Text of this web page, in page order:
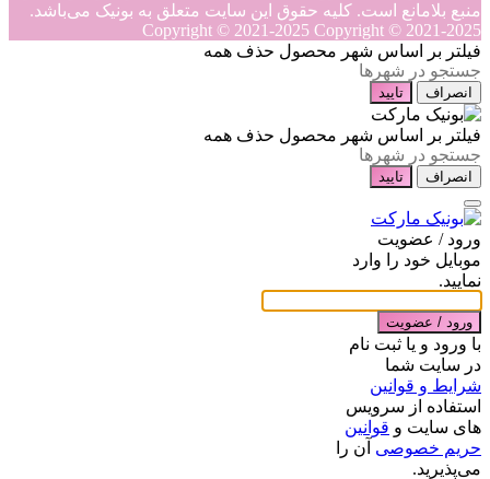
منبع بلامانع است. کلیه حقوق این سایت متعلق به بونیک می‌باشد.
Copyright © 2021-2025 Copyright © 2021-2025
فیلتر بر اساس شهر محصول حذف همه
انصراف تایید
فیلتر بر اساس شهر محصول حذف همه
انصراف تایید
ورود / عضویت
موبایل خود را وارد
نمایید.
ورود / عضویت
با ورود و یا ثبت نام
در سایت شما
شرایط و قوانین
استفاده از سرویس
های سایت و قوانین
حریم خصوصی آن را
می‌پذیرید.